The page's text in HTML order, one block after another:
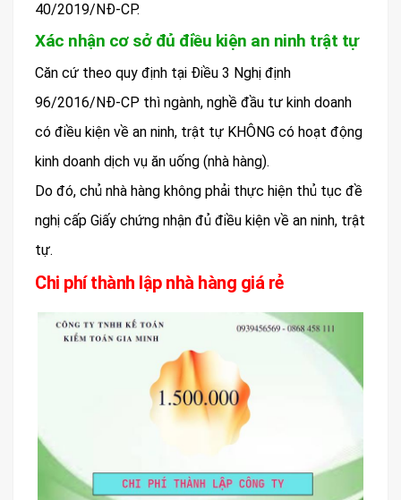
40/2019/NĐ-CP.
Xác nhận cơ sở đủ điều kiện an ninh trật tự
Căn cứ theo quy định tại Điều 3 Nghị định
96/2016/NĐ-CP thì ngành, nghề đầu tư kinh doanh
có điều kiện về an ninh, trật tự KHÔNG có hoạt động
kinh doanh dịch vụ ăn uống (nhà hàng).
Do đó, chủ nhà hàng không phải thực hiện thủ tục đề
nghị cấp Giấy chứng nhận đủ điều kiện về an ninh, trật
tự.
Chi phí thành lập nhà hàng giá rẻ